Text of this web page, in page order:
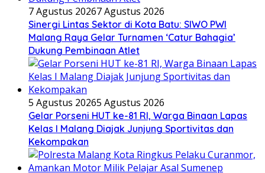
7 Agustus 20267 Agustus 2026
Sinergi Lintas Sektor di Kota Batu: SIWO PWI
Malang Raya Gelar Turnamen ‘Catur Bahagia’
Dukung Pembinaan Atlet
5 Agustus 20265 Agustus 2026
Gelar Porseni HUT ke-81 RI, Warga Binaan Lapas
Kelas I Malang Diajak Junjung Sportivitas dan
Kekompakan